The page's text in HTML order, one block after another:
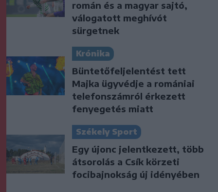
román és a magyar sajtó,
válogatott meghívót
sürgetnek
Krónika
Büntetőfeljelentést tett
Majka ügyvédje a romániai
telefonszámról érkezett
fenyegetés miatt
Székely Sport
Egy újonc jelentkezett, több
átsorolás a Csík körzeti
focibajnokság új idényében